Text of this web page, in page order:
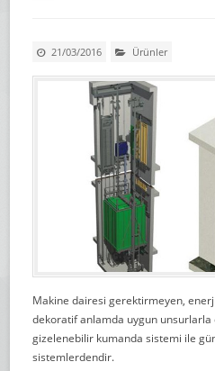
21/03/2016 Ürünler
Makine dairesi gerektirmeyen,
dekoratif anlamda uygun unsurlarla
gizelenebilir kumanda sistemi ile
sistemlerdendir.